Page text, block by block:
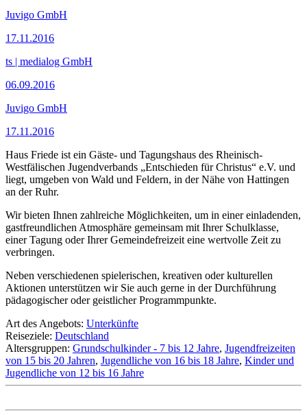
Juvigo GmbH
17.11.2016
ts | medialog GmbH
06.09.2016
Juvigo GmbH
17.11.2016
Haus Friede ist ein Gäste- und Tagungshaus des Rheinisch-
Westfälischen Jugendverbands „Entschieden für Christus“ e.V. und
liegt, umgeben von Wald und Feldern, in der Nähe von Hattingen
an der Ruhr.
Wir bieten Ihnen zahlreiche Möglichkeiten, um in einer einladenden,
gastfreundlichen Atmosphäre gemeinsam mit Ihrer Schulklasse,
einer Tagung oder Ihrer Gemeindefreizeit eine wertvolle Zeit zu
verbringen.
Neben verschiedenen spielerischen, kreativen oder kulturellen
Aktionen unterstützen wir Sie auch gerne in der Durchführung
pädagogischer oder geistlicher Programmpunkte.
Art des Angebots: Unterkünfte
Reiseziele: Deutschland
Altersgruppen: Grundschulkinder - 7 bis 12 Jahre, Jugendfreizeiten
von 15 bis 20 Jahren, Jugendliche von 16 bis 18 Jahre, Kinder und
Jugendliche von 12 bis 16 Jahre